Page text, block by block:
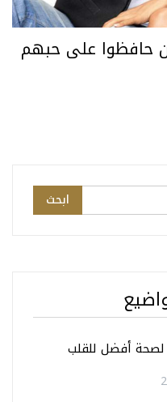
حافظوا على حبهم
لصحة أفضل للقلب